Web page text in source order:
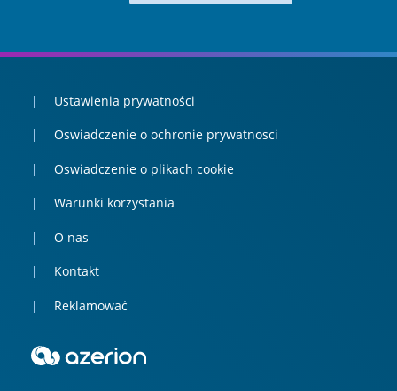
Ustawienia prywatności
Oswiadczenie o ochronie prywatnosci
Oswiadczenie o plikach cookie
Warunki korzystania
O nas
Kontakt
Reklamować